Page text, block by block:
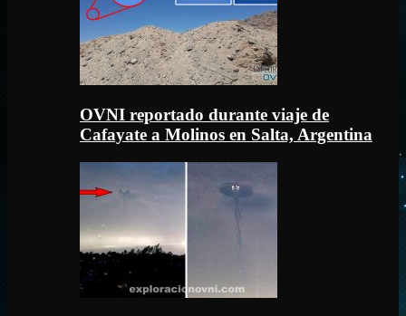
OVNI reportado durante viaje de
Cafayate a Molinos en Salta, Argentina